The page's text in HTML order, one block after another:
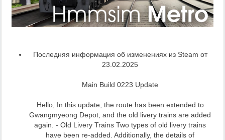
Последняя информация об изменениях из Steam от
23.02.2025
Main Build 0223 Update
Hello, In this update, the route has been extended to
Gwangmyeong Depot, and the old livery trains are added
again. - Old Livery Trains Two types of old livery trains
have been re-added. Additionally, the details of